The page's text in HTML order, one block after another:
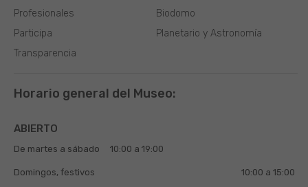
Biodomo
Planetario y Astronomía
Profesionales
Participa
Transparencia
Horario general del Museo:
ABIERTO
De martes a sábado 10:00 a 19:00
Domingos, festivos 10:00 a 15:00